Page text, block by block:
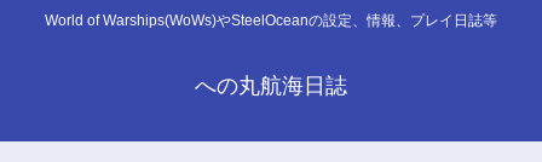
World of Warships(WoWs)やSteelOceanの設定、情報、プレイ日誌等
への丸航海日誌